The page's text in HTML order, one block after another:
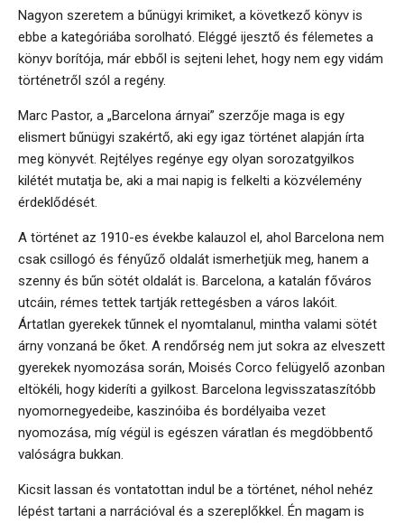
Nagyon szeretem a bűnügyi krimiket, a következő könyv is
ebbe a kategóriába sorolható. Eléggé ijesztő és félemetes a
könyv borítója, már ebből is sejteni lehet, hogy nem egy vidám
történetről szól a regény.
Marc Pastor, a „Barcelona árnyai” szerzője maga is egy
elismert bűnügyi szakértő, aki egy igaz történet alapján írta
meg könyvét. Rejtélyes regénye egy olyan sorozatgyilkos
kilétét mutatja be, aki a mai napig is felkelti a közvélemény
érdeklődését.
A történet az 1910-es évekbe kalauzol el, ahol Barcelona nem
csak csillogó és fényűző oldalát ismerhetjük meg, hanem a
szenny és bűn sötét oldalát is. Barcelona, a katalán főváros
utcáin, rémes tettek tartják rettegésben a város lakóit.
Ártatlan gyerekek tűnnek el nyomtalanul, mintha valami sötét
árny vonzaná be őket. A rendőrség nem jut sokra az elveszett
gyerekek nyomozása során, Moisés Corco felügyelő azonban
eltökéli, hogy kideríti a gyilkost. Barcelona legvisszataszítóbb
nyomornegyedeibe, kaszinóiba és bordélyaiba vezet
nyomozása, míg végül is egészen váratlan és megdöbbentő
valóságra bukkan.
Kicsit lassan és vontatottan indul be a történet, néhol nehéz
lépést tartani a narrációval és a szereplőkkel. Én magam is